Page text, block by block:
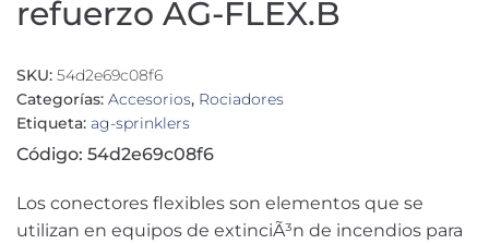
refuerzo AG-FLEX.B
SKU: 54d2e69c08f6
Categorías: Accesorios, Rociadores
Etiqueta: ag-sprinklers
Código: 54d2e69c08f6
Los conectores flexibles son elementos que se
utilizan en equipos de extinciÃ³n de incendios para